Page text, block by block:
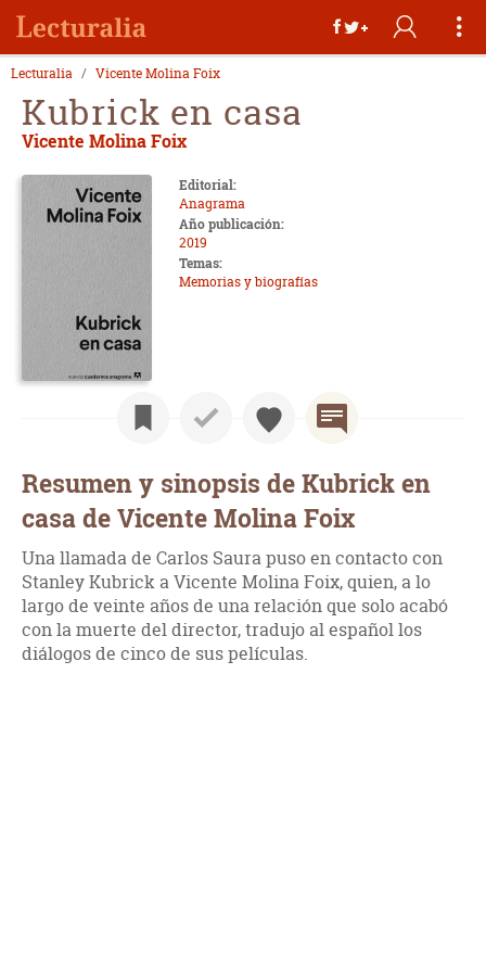
Lecturalia Vicente Molina Foix
Kubrick en casa
Vicente Molina Foix
Editorial:
Anagrama
Año publicación:
2019
Temas:
Memorias y biografías
Resumen y sinopsis de Kubrick en
casa de Vicente Molina Foix
Una llamada de Carlos Saura puso en contacto con
Stanley Kubrick a Vicente Molina Foix, quien, a lo
largo de veinte años de una relación que solo acabó
con la muerte del director, tradujo al español los
diálogos de cinco de sus películas.